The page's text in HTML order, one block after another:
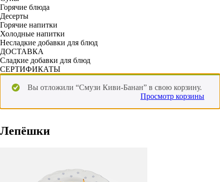
Горячие блюда
Десерты
Горячие напитки
Холодные напитки
Несладкие добавки для блюд
ДОСТАВКА
Сладкие добавки для блюд
СЕРТИФИКАТЫ
Вы отложили “Смузи Киви-Банан” в свою корзину.
Просмотр корзины
Лепёшки